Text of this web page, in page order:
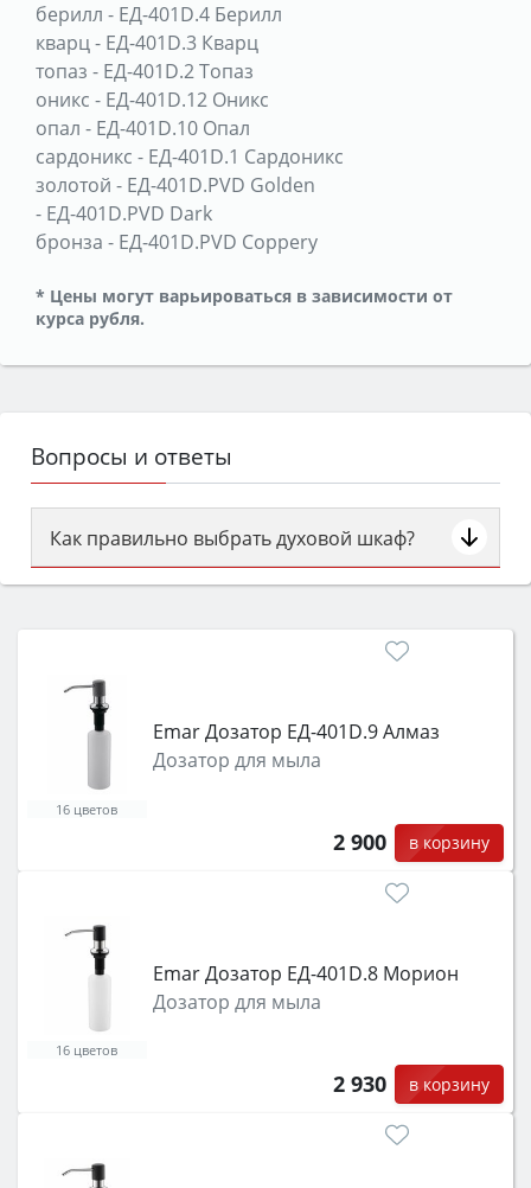
берилл - ЕД-401D.4 Берилл
кварц- ЕД-401D.3 Кварц
топаз - ЕД-401D.2 Топаз
оникс - ЕД-401D.12 Оникс
опал - ЕД-401D.10 Опал
сардоникс - ЕД-401D.1 Сардоникс
золотой - ЕД-401D.PVD Golden
- ЕД-401D.PVD Dark
бронза - ЕД-401D.PVD Coppery
* Цены могут варьироваться в зависимости от
курса рубля.
Вопросы и ответы
Как правильно выбрать духовой шкаф?
Сначала определитесь с типом (газовый или
затем смотрите на объём 50–70 л для семьи,
функции (конвекция, гриль, самоочистка,
защита от детей).Emar Дозатор ЕД-401D.9 Алмаз
Дозатор для мыла
2 900 в корзину
16 цветов
Emar Дозатор ЕД-401D.8 Морион
Дозатор для мыла
2 930 в корзину
16 цветов